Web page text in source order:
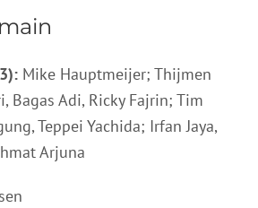
Mike Hauptmeijer; Thijmen
Bagas Adi, Ricky Fajrin; Tim
Teppei Yachida; Irfan Jaya,
Arjuna